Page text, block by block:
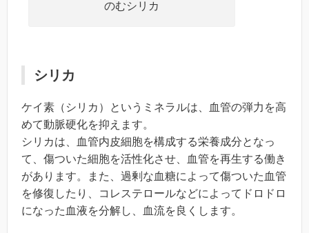
のむシリカ
シリカ
ケイ素（シリカ）というミネラルは、血管の弾力を高
めて動脈硬化を抑えます。
シリカは、血管内皮細胞を構成する栄養成分となっ
て、傷ついた細胞を活性化させ、血管を再生する働き
があります。また、過剰な血糖によって傷ついた血管
を修復したり、コレステロールなどによってドロドロ
になった血液を分解し、血流を良くします。